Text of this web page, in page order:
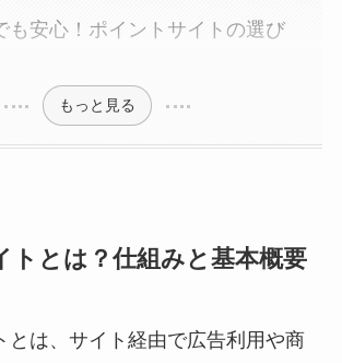
も安心！ポイントサイトの選び
もっと見る
トとは？仕組みと基本概要
とは、サイト経由で広告利用や商